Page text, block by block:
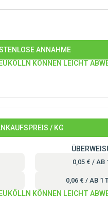
ANNAHME
KÖNNEN LEICHT
/ KG
0,05 € / AB
0,06 € / AB 1
KÖNNEN LEICHT